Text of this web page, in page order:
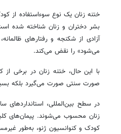
ختنه زنان یک نوع سوءاستفاده از
بشر دختران و زنان شناخته شده
آزادی از شکنجه و رفتارهای
می‌شود» را نقض می‌کند.
با این حال، ختنه زنان در برخی
صورت سنتی صورت می‌گیرد بلکه
در سطح بین‌المللی، استانداردهای
زنان محسوب می‌شوند. پیمان‌های
کودک و کنوانسیون ژنو، به‌طور